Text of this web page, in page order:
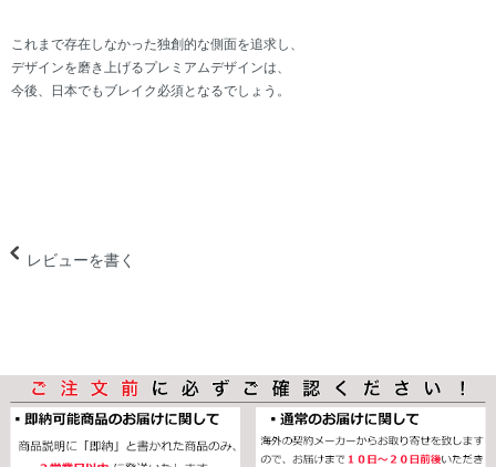
これまで存在しなかった独創的な側面を追求し、
デザインを磨き上げるプレミアムデザインは、
今後、日本でもブレイク必須となるでしょう。
レビューを書く